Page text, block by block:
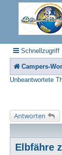
Schnellzugriff
Campers-
Unbeantwortete
Antworten
Elbfähre